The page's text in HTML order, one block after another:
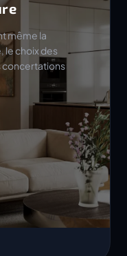
même la
le choix des
concertations